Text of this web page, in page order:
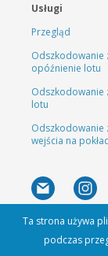
Usługi
Przegląd
Odszkodowanie
opóźnienie lotu
Odszkodowanie
lotu
Odszkodowanie
wejścia na
Ta strona używa
podczas